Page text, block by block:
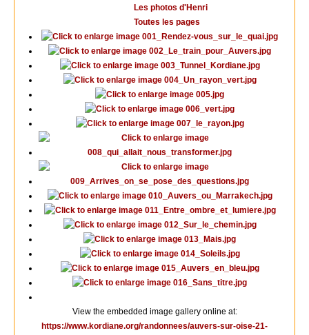
Les photos d'Henri
Toutes les pages
View the embedded image gallery online at:
https://www.kordiane.org/randonnees/auvers-sur-oise-21-